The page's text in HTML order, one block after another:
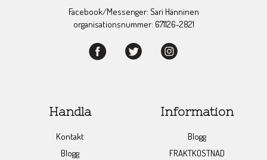
Facebook/Messenger: Sari Hänninen
organisationsnummer: 671126-2821
Handla
Kontakt
Blogg
Information
Blogg
FRAKTKOSTNAD